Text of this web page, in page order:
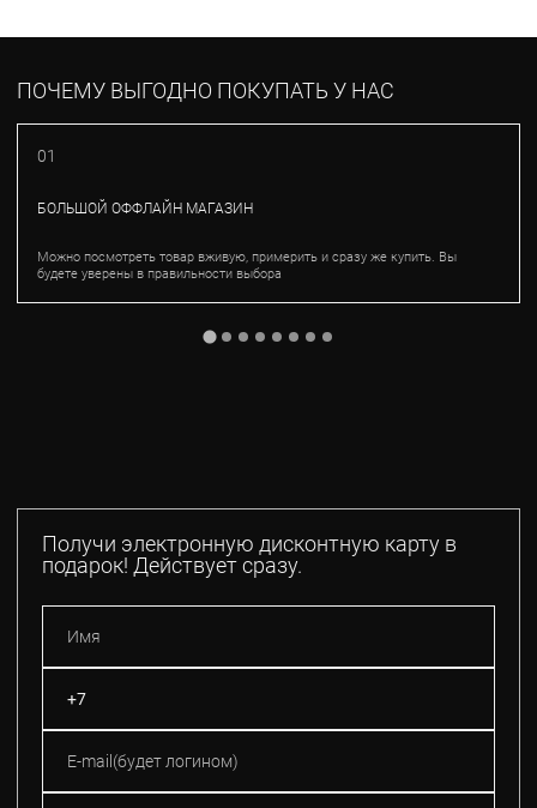
ПОЧЕМУ ВЫГОДНО ПОКУПАТЬ У НАС
01
БОЛЬШОЙ ОФФЛАЙН МАГАЗИН
Можно посмотреть товар вживую, примерить и сразу же купить. Вы
будете уверены в правильности выбора
Получи электронную дисконтную карту в
подарок! Действует сразу.